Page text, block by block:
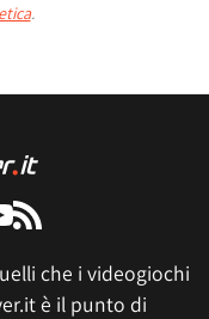
.
che i videogiochi
è il punto di